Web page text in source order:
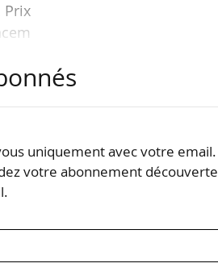
Prix
en uniquement avec votre email.
votre abonnement découverte